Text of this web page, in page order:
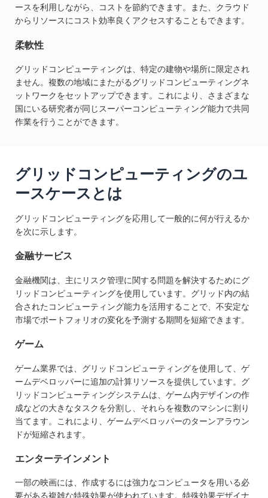
ースを利用しながら、コストを節約できます。また、クラウド
からリソースにコスト効率良くアクセスすることもできます。
柔軟性
グリッドコンピューティングは、特定の建物や場所に限定され
ません。複数の地域にまたがるグリッドコンピューティングネ
ットワークをセットアップできます。これにより、さまざまな
国にいる研究者が同じスーパーコンピューティング能力で共同
作業を行うことができます。
グリッドコンピューティングのユ
ースケースとは
グリッドコンピューティングを応用して一般的に何が行えるか
を次に示します。
金融サービス
金融機関は、主にリスク管理に関する問題を解決するためにグ
リッドコンピューティングを使用しています。グリッド内の結
合されたコンピューティング能力を活用することで、不安定な
市場でポートフォリオの変化を予測する期間を短縮できます。
ゲーム
ゲーム業界では、グリッドコンピューティングを使用して、ゲ
ームデベロッパーに追加の計算リソースを提供しています。グ
リッドコンピューティングシステムは、ゲーム内デザインの作
成などの大きなタスクを分割し、それらを複数のマシンに割り
当てます。これにより、ゲームデベロッパーのターンアラウン
ドが短縮されます。
エンターテインメント
一部の映画には、作成するには強力なコンピュータを用いる必
要がある複雑な特殊効果が使われています。特殊効果デザイナ